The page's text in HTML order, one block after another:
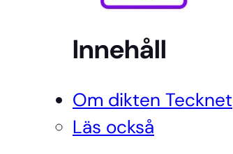
Innehåll
Om dikten Tecknet
Läs också